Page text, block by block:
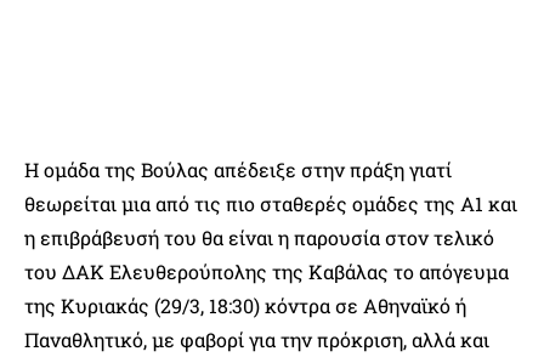
Η ομάδα της Βούλας απέδειξε στην πράξη γιατί
θεωρείται μια από τις πιο σταθερές ομάδες της Α1 και
η επιβράβευσή του θα είναι η παρουσία στον τελικό
του ΔΑΚ Ελευθερούπολης της Καβάλας το απόγευμα
της Κυριακάς (29/3, 18:30) κόντρα σε Αθηναϊκό ή
Παναθλητικό, με φαβορί για την πρόκριση, αλλά και